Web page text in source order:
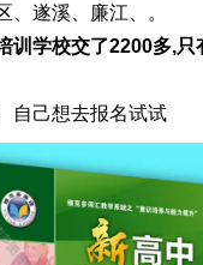
、遂溪、廉江、。
训学校交了2200多,只
自己想去报名试试